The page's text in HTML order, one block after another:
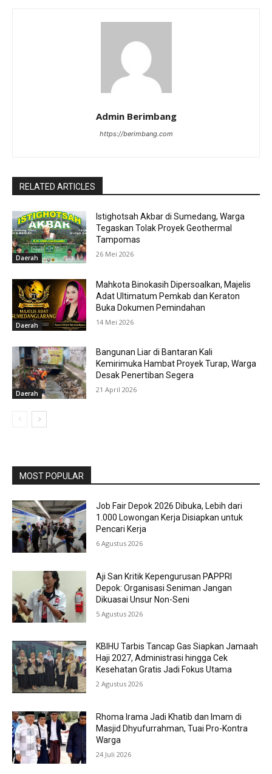
Admin Berimbang
https://berimbang.com
RELATED ARTICLES
Daerah
Istighotsah Akbar di Sumedang, Warga
Tegaskan Tolak Proyek Geothermal
Tampomas
26 Mei 2026
Daerah
Mahkota Binokasih Dipersoalkan, Majelis
Adat Ultimatum Pemkab dan Keraton
Buka Dokumen Pemindahan
14 Mei 2026
Daerah
Bangunan Liar di Bantaran Kali
Kemirimuka Hambat Proyek Turap, Warga
Desak Penertiban Segera
21 April 2026
MOST POPULAR
Job Fair Depok 2026 Dibuka, Lebih dari
1.000 Lowongan Kerja Disiapkan untuk
Pencari Kerja
6 Agustus 2026
Aji San Kritik Kepengurusan PAPPRI
Depok: Organisasi Seniman Jangan
Dikuasai Unsur Non-Seni
5 Agustus 2026
KBIHU Tarbis Tancap Gas Siapkan Jamaah
Haji 2027, Administrasi hingga Cek
Kesehatan Gratis Jadi Fokus Utama
2 Agustus 2026
Rhoma Irama Jadi Khatib dan Imam di
Masjid Dhyufurrahman, Tuai Pro-Kontra
Warga
24 Juli 2026